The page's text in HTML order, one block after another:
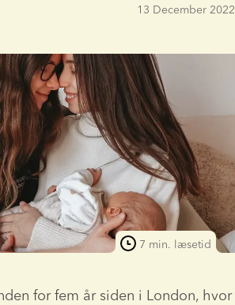
13 December 2022
7 min. læsetid
for fem år siden i London, hvor